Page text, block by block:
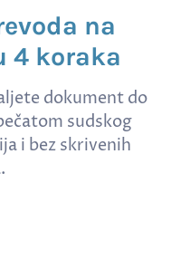
na
4 koraka
dokument do
sudskog
i bez skrivenih